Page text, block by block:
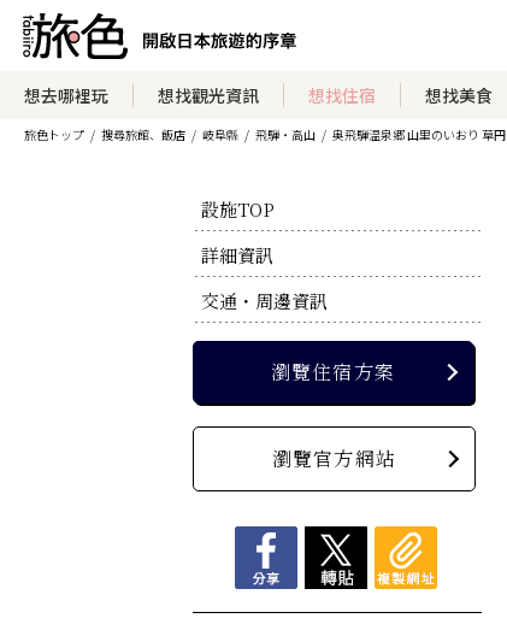
想去哪裡玩 想找觀光資訊 想找住宿 想找美食
旅色トップ 搜尋旅館、飯店 岐阜縣 飛騨・高山 奥飛騨温泉郷 山里のいおり 草円
設施TOP
詳細資訊
交通・周邊資訊
瀏覽住宿方案
瀏覽官方網站
瀏覽住宿方案
瀏覽官方網站